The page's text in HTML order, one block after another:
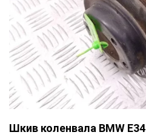
Шкив коленвала BMW E34